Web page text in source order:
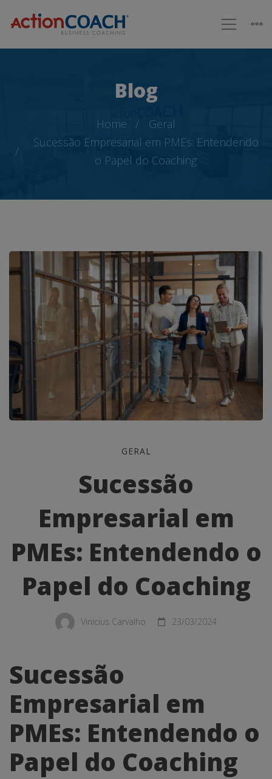
Blog
Home
Geral
Sucessão Empresarial em PMEs: Entendendo
o Papel do Coaching
Empresarial
PMEs:
Entendendo
Papel
GERAL
Sucessão
Empresarial em
PMEs: Entendendo o
Papel do Coaching
Vinicius Carvalho 23/03/2024
Sucessão
Empresarial em
PMEs: Entendendo o
Papel do Coaching